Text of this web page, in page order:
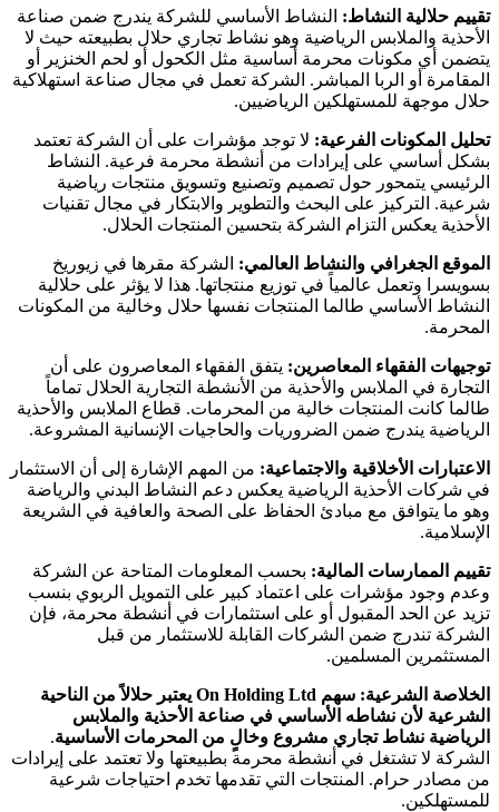
تقييم حلالية النشاط:النشاط الأساسي للشركة يندرج ضمن صناعة
الأحذية والملابس الرياضية وهو نشاط تجاري حلال بطبيعته حيث لا
يتضمن أي مكونات محرمة أساسية مثل الكحول أو لحم الخنزير أو
المقامرة أو الربا المباشر. الشركة تعمل في مجال صناعة استهلاكية
حلال موجهة للمستهلكين الرياضيين.
تحليل المكونات الفرعية:لا توجد مؤشرات على أن الشركة تعتمد
بشكل أساسي على إيرادات من أنشطة محرمة فرعية. النشاط
الرئيسي يتمحور حول تصميم وتصنيع وتسويق منتجات رياضية
شرعية. التركيز على البحث والتطوير والابتكار في مجال تقنيات
الأحذية يعكس التزام الشركة بتحسين المنتجات الحلال.
الموقع الجغرافي والنشاط العالمي:الشركة مقرها في زيوريخ
بسويسرا وتعمل عالمياً في توزيع منتجاتها. هذا لا يؤثر على حلالية
النشاط الأساسي طالما المنتجات نفسها حلال وخالية من المكونات
المحرمة.
توجيهات الفقهاء المعاصرين:يتفق الفقهاء المعاصرون على أن
التجارة في الملابس والأحذية من الأنشطة التجارية الحلال تماماً
طالما كانت المنتجات خالية من المحرمات. قطاع الملابس والأحذية
الرياضية يندرج ضمن الضروريات والحاجيات الإنسانية المشروعة.
الاعتبارات الأخلاقية والاجتماعية:من المهم الإشارة إلى أن الاستثمار
في شركات الأحذية الرياضية يعكس دعم النشاط البدني والرياضة
وهو ما يتوافق مع مبادئ الحفاظ على الصحة والعافية في الشريعة
الإسلامية.
تقييم الممارسات المالية:بحسب المعلومات المتاحة عن الشركة
وعدم وجود مؤشرات على اعتماد كبير على التمويل الربوي بنسب
تزيد عن الحد المقبول أو على استثمارات في أنشطة محرمة، فإن
الشركة تندرج ضمن الشركات القابلة للاستثمار من قبل
المستثمرين المسلمين.
الخلاصة الشرعية:
سهم On Holding Ltd يعتبر حلالاً من الناحية
الشرعية لأن نشاطه الأساسي في صناعة الأحذية والملابس
الرياضية نشاط تجاري مشروع وخالٍ من المحرمات الأساسية.
الشركة لا تشتغل في أنشطة محرمة بطبيعتها ولا تعتمد على إيرادات
من مصادر حرام. المنتجات التي تقدمها تخدم احتياجات شرعية
للمستهلكين.